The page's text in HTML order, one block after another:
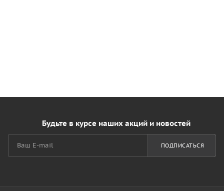
Будьте в курсе наших акций и новостей
ПОДПИСАТЬСЯ